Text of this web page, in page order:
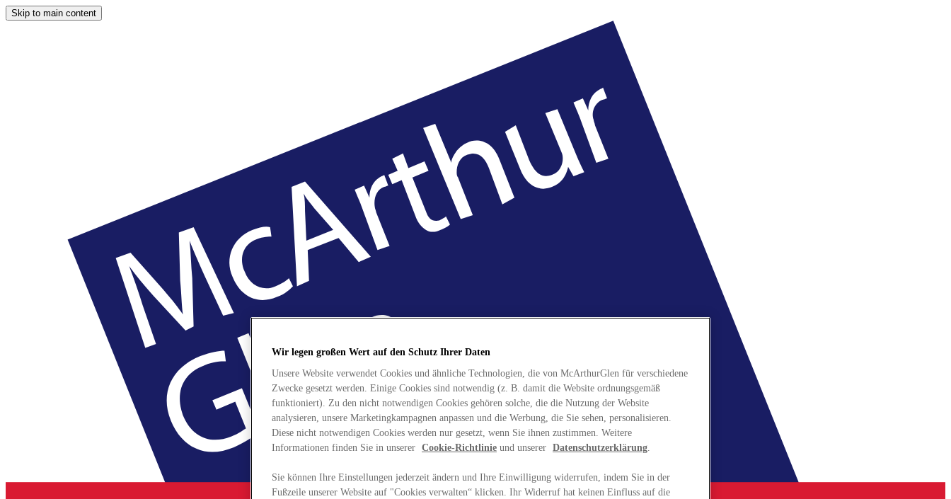
Skip to main content
Wir legen großen Wert auf den Schutz Ihrer Daten
Unsere Website verwendet Cookies und ähnliche Technologien, die von McArthurGlen für verschiedene
Zwecke gesetzt werden. Einige Cookies sind notwendig (z. B. damit die Website ordnungsgemäß
funktioniert). Zu den nicht notwendigen Cookies gehören solche, die die Nutzung der Website
analysieren, unsere Marketingkampagnen anpassen und die Werbung, die Sie sehen, personalisieren.
Diese nicht notwendigen Cookies werden nur gesetzt, wenn Sie ihnen zustimmen. Weitere
Informationen finden Sie in unserer Cookie-Richtlinie und unserer Datenschutzerklärung.
Sie können Ihre Einstellungen jederzeit ändern und Ihre Einwilligung widerrufen, indem Sie in der
Fußzeile unserer Website auf "Cookies verwalten“ klicken. Ihr Widerruf hat keinen Einfluss auf die